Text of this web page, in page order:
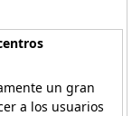
un gran
a los usuarios